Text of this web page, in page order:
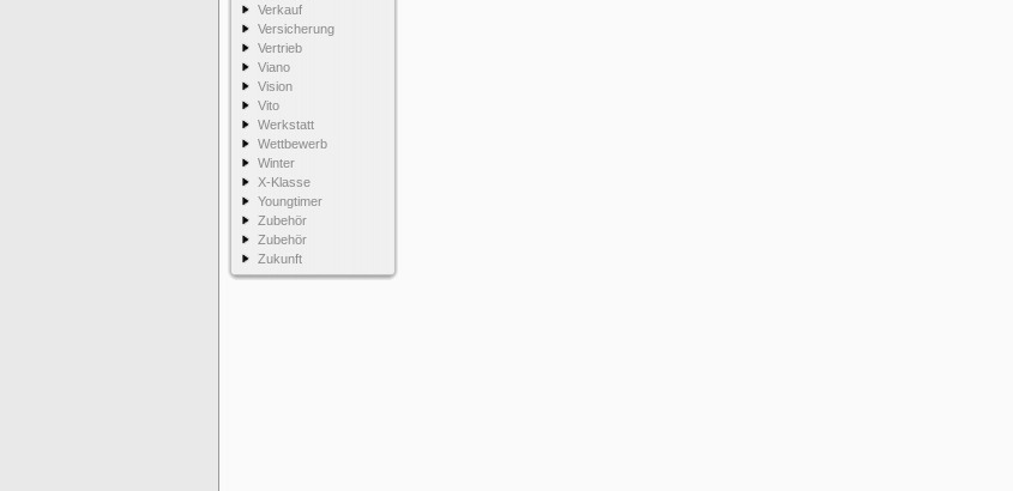
Verkauf
Versicherung
Vertrieb
Viano
Vision
Vito
Werkstatt
Wettbewerb
Winter
X-Klasse
Youngtimer
Zubehör
Zubehör
Zukunft